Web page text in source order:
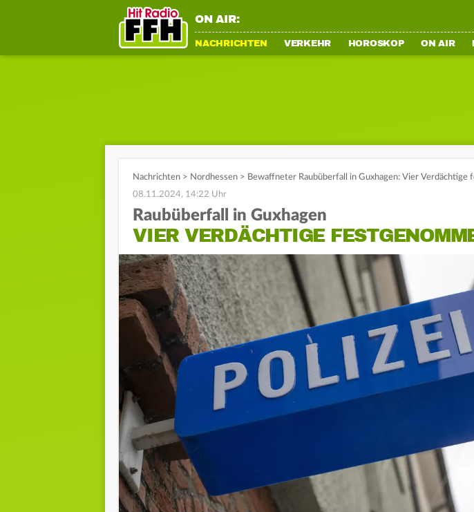
ON AIR:
NACHRICHTEN VERKEHR HOROSKOP ON AIR
Nachrichten > Nordhessen > Bewaffneter Raubüberfall in Guxhagen: Vier Verdächtige
08.11.2024, 14:22 Uhr
Raubüberfall in Guxhagen
VIER VERDÄCHTIGE